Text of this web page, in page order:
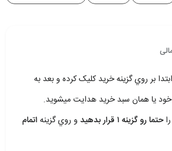
بر روي گزينه خريد کليک کرده و بعد به
يا همان سبد خريد هدايت ميشويد.
حتما رو گزينه ۱ قرار بدهيد و روي گزينهاتمام